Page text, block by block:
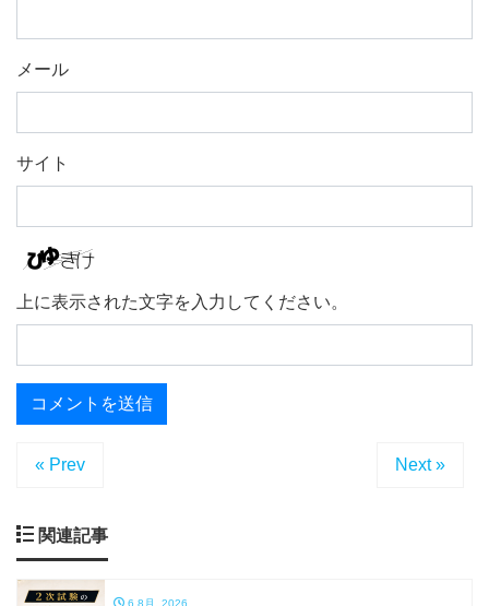
メール
サイト
上に表示された文字を入力してください。
« Prev Next »
関連記事
6 8月, 2026